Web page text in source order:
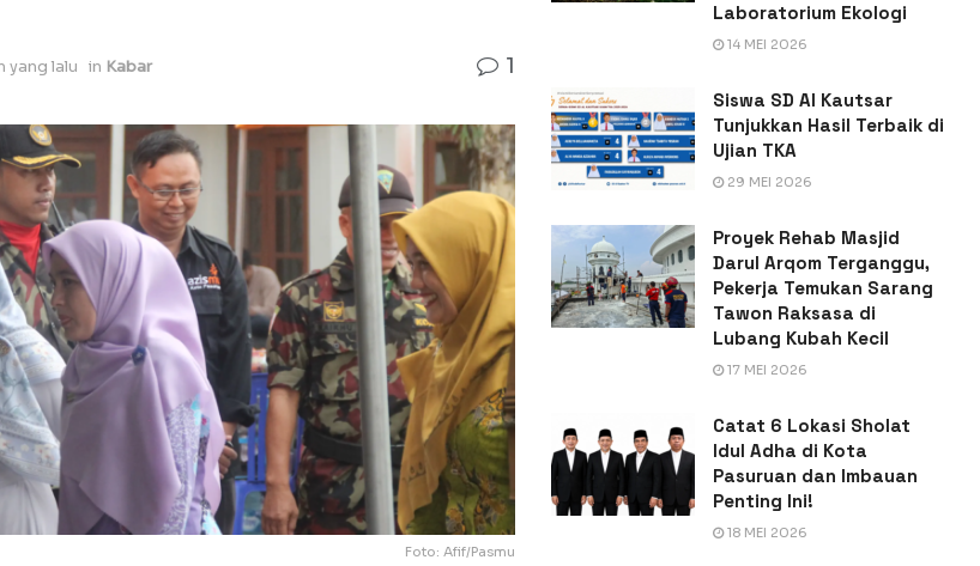
yang lalu in Kabar 1
Foto: Afif/Pasmu
Laboratorium Ekologi
14 MEI 2026
Siswa SD Al Kautsar
Tunjukkan Hasil Terbaik di
Ujian TKA
29 MEI 2026
Proyek Rehab Masjid
Darul Arqom Terganggu,
Pekerja Temukan Sarang
Tawon Raksasa di
Lubang Kubah Kecil
17 MEI 2026
Catat 6 Lokasi Sholat
Idul Adha di Kota
Pasuruan dan Imbauan
Penting Ini!
18 MEI 2026